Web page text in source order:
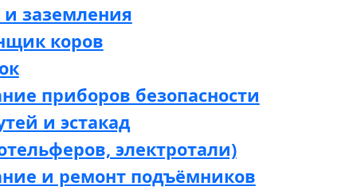
заземления
коров
приборов безопасности
и эстакад
электротали)
и ремонт подъёмников